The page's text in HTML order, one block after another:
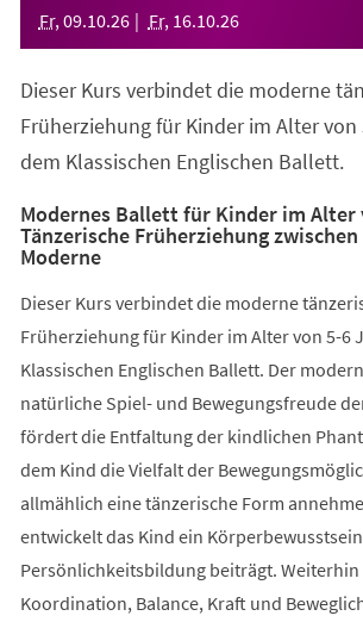
Fr, 09.10.26 Fr, 16.10.26
Dieser Kurs verbindet die moderne
Früherziehung für Kinder im Alter
dem Klassischen Englischen Ballett.
Modernes Ballett für Kinder im Alter
Tänzerische Früherziehung
Moderne
Dieser Kurs verbindet die moderne
Früherziehung für Kinder im Alter von 5-6
Klassischen Englischen Ballett. Der
natürliche Spiel- und Bewegungsfreude
fördert die Entfaltung der kindlichen
dem Kind die Vielfalt der
allmählich eine tänzerische Form
entwickelt das Kind ein
Persönlichkeitsbildung beiträgt.
Koordination, Balance, Kraft und